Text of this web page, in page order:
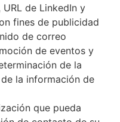
de LinkedIn y
fines de publicidad
de correo
de eventos y
de la
la información de
que pueda